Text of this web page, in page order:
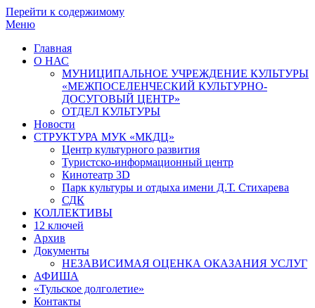
Перейти к содержимому
Меню
Главная
О НАС
МУНИЦИПАЛЬНОЕ УЧРЕЖДЕНИЕ КУЛЬТУРЫ
«МЕЖПОСЕЛЕНЧЕСКИЙ КУЛЬТУРНО-
ДОСУГОВЫЙ ЦЕНТР»
ОТДЕЛ КУЛЬТУРЫ
Новости
СТРУКТУРА МУК «МКДЦ»
Центр культурного развития
Туристско-информационный центр
Кинотеатр 3D
Парк культуры и отдыха имени Д.Т. Стихарева
СДК
КОЛЛЕКТИВЫ
12 ключей
Архив
Документы
НЕЗАВИСИМАЯ ОЦЕНКА ОКАЗАНИЯ УСЛУГ
АФИША
«Тульское долголетие»
Контакты